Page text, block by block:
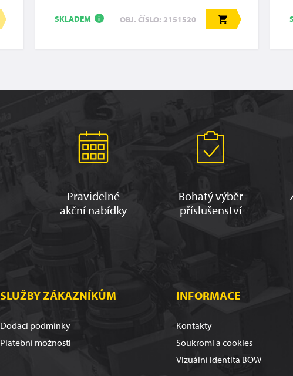
SKLADEM i OBJ. ČÍSLO: 2151520
Pravidelné
akční nabídky
Bohatý výběr
příslušenství
SLUŽBY ZÁKAZNÍKŮM
Dodací podmínky
Platební možnosti
INFORMACE
Kontakty
Soukromí a cookies
Vizuální identita BOW